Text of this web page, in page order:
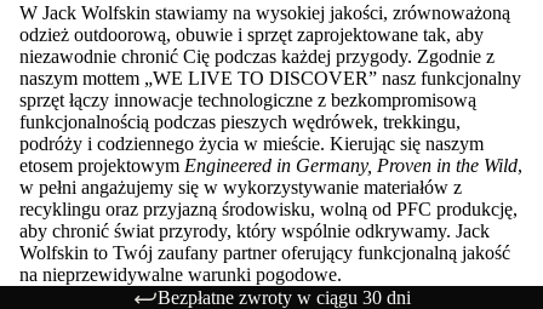
W Jack Wolfskin stawiamy na wysokiej jakości, zrównoważoną
odzież outdoorową, obuwie i sprzęt zaprojektowane tak, aby
niezawodnie chronić Cię podczas każdej przygody. Zgodnie z
naszym mottem „WE LIVE TO DISCOVER” nasz funkcjonalny
sprzęt łączy innowacje technologiczne z bezkompromisową
funkcjonalnością podczas pieszych wędrówek, trekkingu,
podróży i codziennego życia w mieście. Kierując się naszym
etosem projektowym Engineered in Germany, Proven in the Wild,
w pełni angażujemy się w wykorzystywanie materiałów z
recyklingu oraz przyjazną środowisku, wolną od PFC produkcję,
aby chronić świat przyrody, który wspólnie odkrywamy. Jack
Wolfskin to Twój zaufany partner oferujący funkcjonalną jakość
na nieprzewidywalne warunki pogodowe.
Bezpłatne zwroty w ciągu 30 dni